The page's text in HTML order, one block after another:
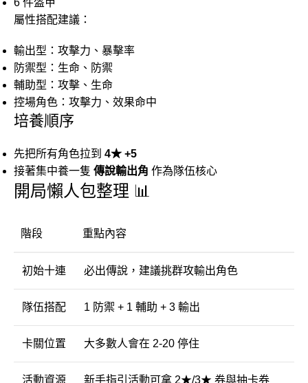
6 件盔甲
屬性搭配建議：
輸出型：攻擊力、暴擊率
防禦型：生命、防禦
輔助型：攻擊、生命
控場角色：攻擊力、效果命中
培養順序
先把所有角色拉到 4★ +5
接著集中養一隻 傳說輸出角 作為隊伍核心
開局懶人包整理 📊
階段 重點內容
初始十連 必出傳說，建議挑群攻輸出角色
隊伍搭配 1 防禦 + 1 輔助 + 3 輸出
卡關位置 大多數人會在 2-20 停住
活動資源 新手指引活動可拿 2★/3★ 券與抽卡券